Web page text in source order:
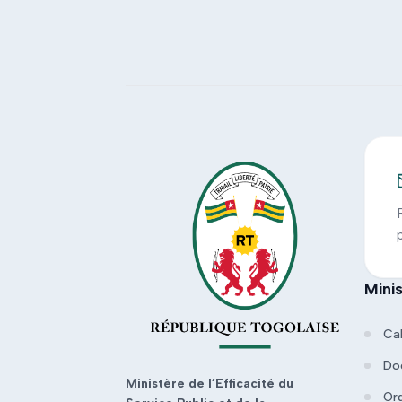
Ministère de l’Efficacité du